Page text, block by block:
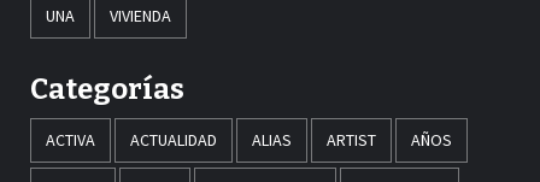
UNA VIVIENDA
Categorías
ACTIVA ACTUALIDAD ALIAS ARTIST AÑOS